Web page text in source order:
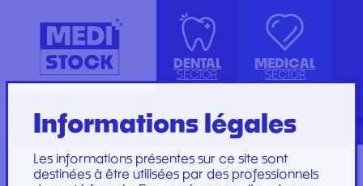
DENTAL
SECTOR
ISOLATION GOWN WITH COTTON
CUFFS
KIT INSTRUMENTS
LABORATOIRE
PLATEAU
MEDICAL
SECTOR
ACCESSORIES
INJECTION, PRÉLÈVEMENT ET
PERFUSION
PERFUSION SET
CARE SET
SUTURE SET
RechercheFrançais
Informations légales
Les informations présentes sur ce site sont
destinées à être utilisées par des professionnels